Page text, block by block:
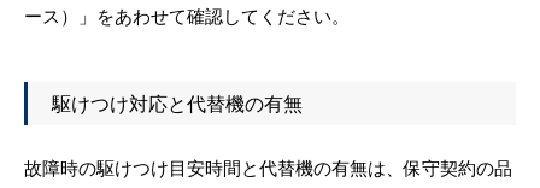
ース）」をあわせて確認してください。
駆けつけ対応と代替機の有無
故障時の駆けつけ目安時間と代替機の有無は、保守契約の品